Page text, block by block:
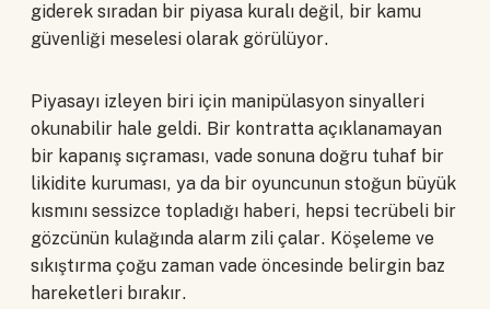
giderek sıradan bir piyasa kuralı değil, bir kamu
güvenliği meselesi olarak görülüyor.
Piyasayı izleyen biri için manipülasyon sinyalleri
okunabilir hale geldi. Bir kontratta açıklanamayan
bir kapanış sıçraması, vade sonuna doğru tuhaf bir
likidite kuruması, ya da bir oyuncunun stoğun büyük
kısmını sessizce topladığı haberi, hepsi tecrübeli bir
gözcünün kulağında alarm zili çalar. Köşeleme ve
sıkıştırma çoğu zaman vade öncesinde belirgin baz
hareketleri bırakır.